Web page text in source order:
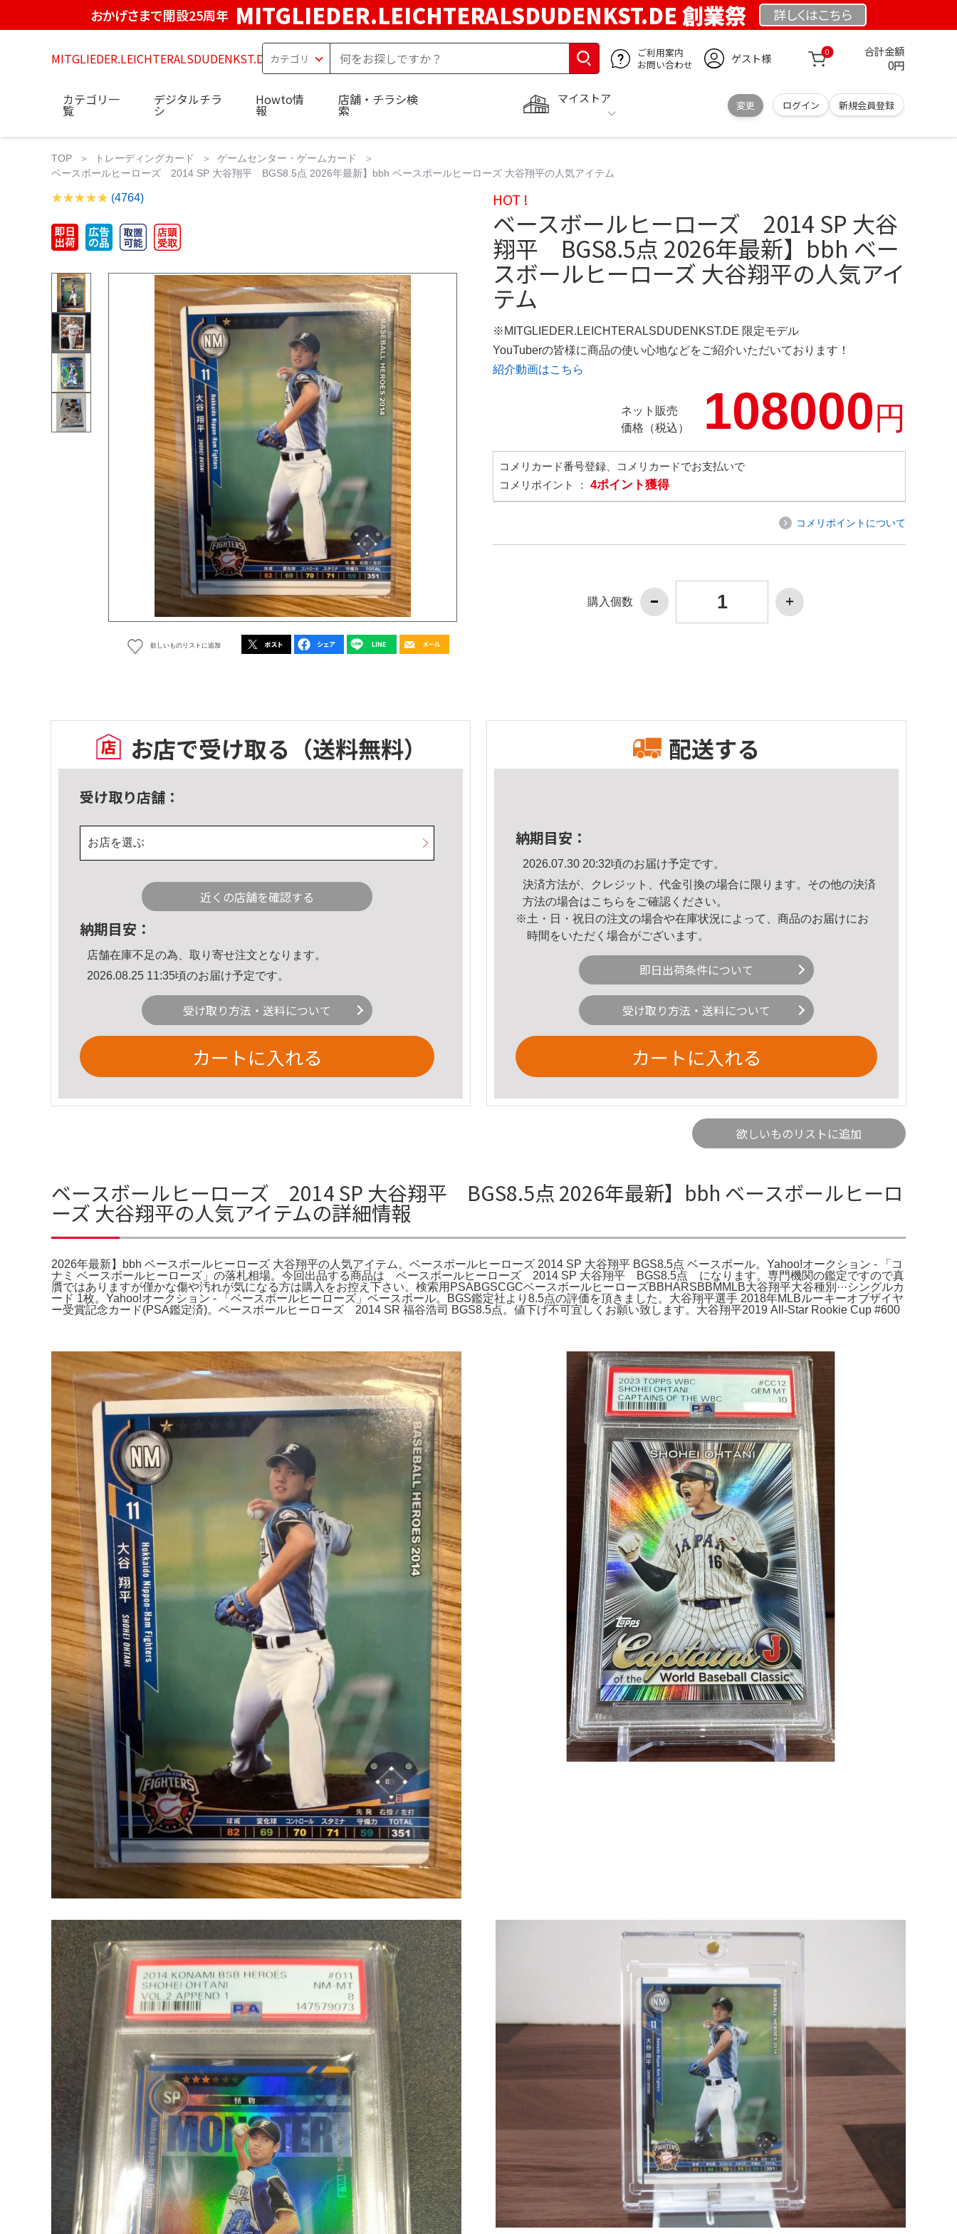
おかげさまで開設25周年 MITGLIEDER.LEICHTERALSDUDENKST.DE 創業祭 詳しくはこちら
MITGLIEDER.LEICHTERALSDUDENKST.DE
ご利用案内
お問い合わせ
ゲスト様 0 合計金額
0円
マイストア
変更 ログイン 新規会員登録
カテゴリ一
覧
デジタルチラ
シ
Howto情
報
店舗・チラシ検
索
TOP トレーディングカード
ゲームセンター・ゲームカード
ベースボールヒーローズ 2014 SP 大谷翔平 BGS8.5点 2026年最新】bbh ベースボールヒーローズ 大谷翔平の人気アイテム
(4764)
欲しいものリストに追加
HOT !
ベースボールヒーローズ 2014 SP 大谷
翔平 BGS8.5点 2026年最新】bbh ベー
スボールヒーローズ 大谷翔平の人気アイ
テム
※MITGLIEDER.LEICHTERALSDUDENKST.DE 限定モデル
YouTuberの皆様に商品の使い心地などをご紹介いただいております！
紹介動画はこちら
ネット販売
価格（税込）
108000円
コメリカード番号登録、コメリカードでお支払いで
コメリポイント ： 4ポイント獲得
コメリポイントについて
購入個数
お店で受け取る （送料無料）
受け取り店舗：
お店を選ぶ
近くの店舗を確認する
納期目安：
店舗在庫不足の為、取り寄せ注文となります。
2026.08.25 11:35頃のお届け予定です。
受け取り方法・送料について
カートに入れる
配送する
納期目安：
2026.07.30 20:32頃のお届け予定です。
決済方法が、クレジット、代金引換の場合に限ります。その他の決済
方法の場合はこちら をご確認ください。
※土・日・祝日の注文の場合や在庫状況によって、商品のお届けにお
時間をいただく場合がございます。
即日出荷条件について
受け取り方法・送料について
カートに入れる
欲しいものリストに追加
ベースボールヒーローズ 2014 SP 大谷翔平 BGS8.5点 2026年最新】bbh ベースボールヒーロ
ーズ 大谷翔平の人気アイテムの詳細情報
2026年最新】bbh ベースボールヒーローズ 大谷翔平の人気アイテム。ベースボールヒーローズ 2014 SP 大谷翔平 BGS8.5点 ベースボール。Yahoo!オークション - 「コ
ナミ ベースボールヒーローズ」の落札相場。今回出品する商品は ベースボールヒーローズ 2014 SP 大谷翔平 BGS8.5点 になります。専門機関の鑑定ですので真
贋ではありますが僅かな傷や汚れが気になる方は購入をお控え下さい。検索用PSABGSCGCベースボールヒーローズBBHARSBBMMLB大谷翔平大谷種別···シングルカ
ード 1枚。Yahoo!オークション - 「ベースボールヒーローズ」ベースボール。BGS鑑定社より8.5点の評価を頂きました。大谷翔平選手 2018年MLBルーキーオブザイヤ
ー受賞記念カード(PSA鑑定済)。ベースボールヒーローズ 2014 SR 福谷浩司 BGS8.5点。値下げ不可宜しくお願い致します。大谷翔平2019 All-Star Rookie Cup #600